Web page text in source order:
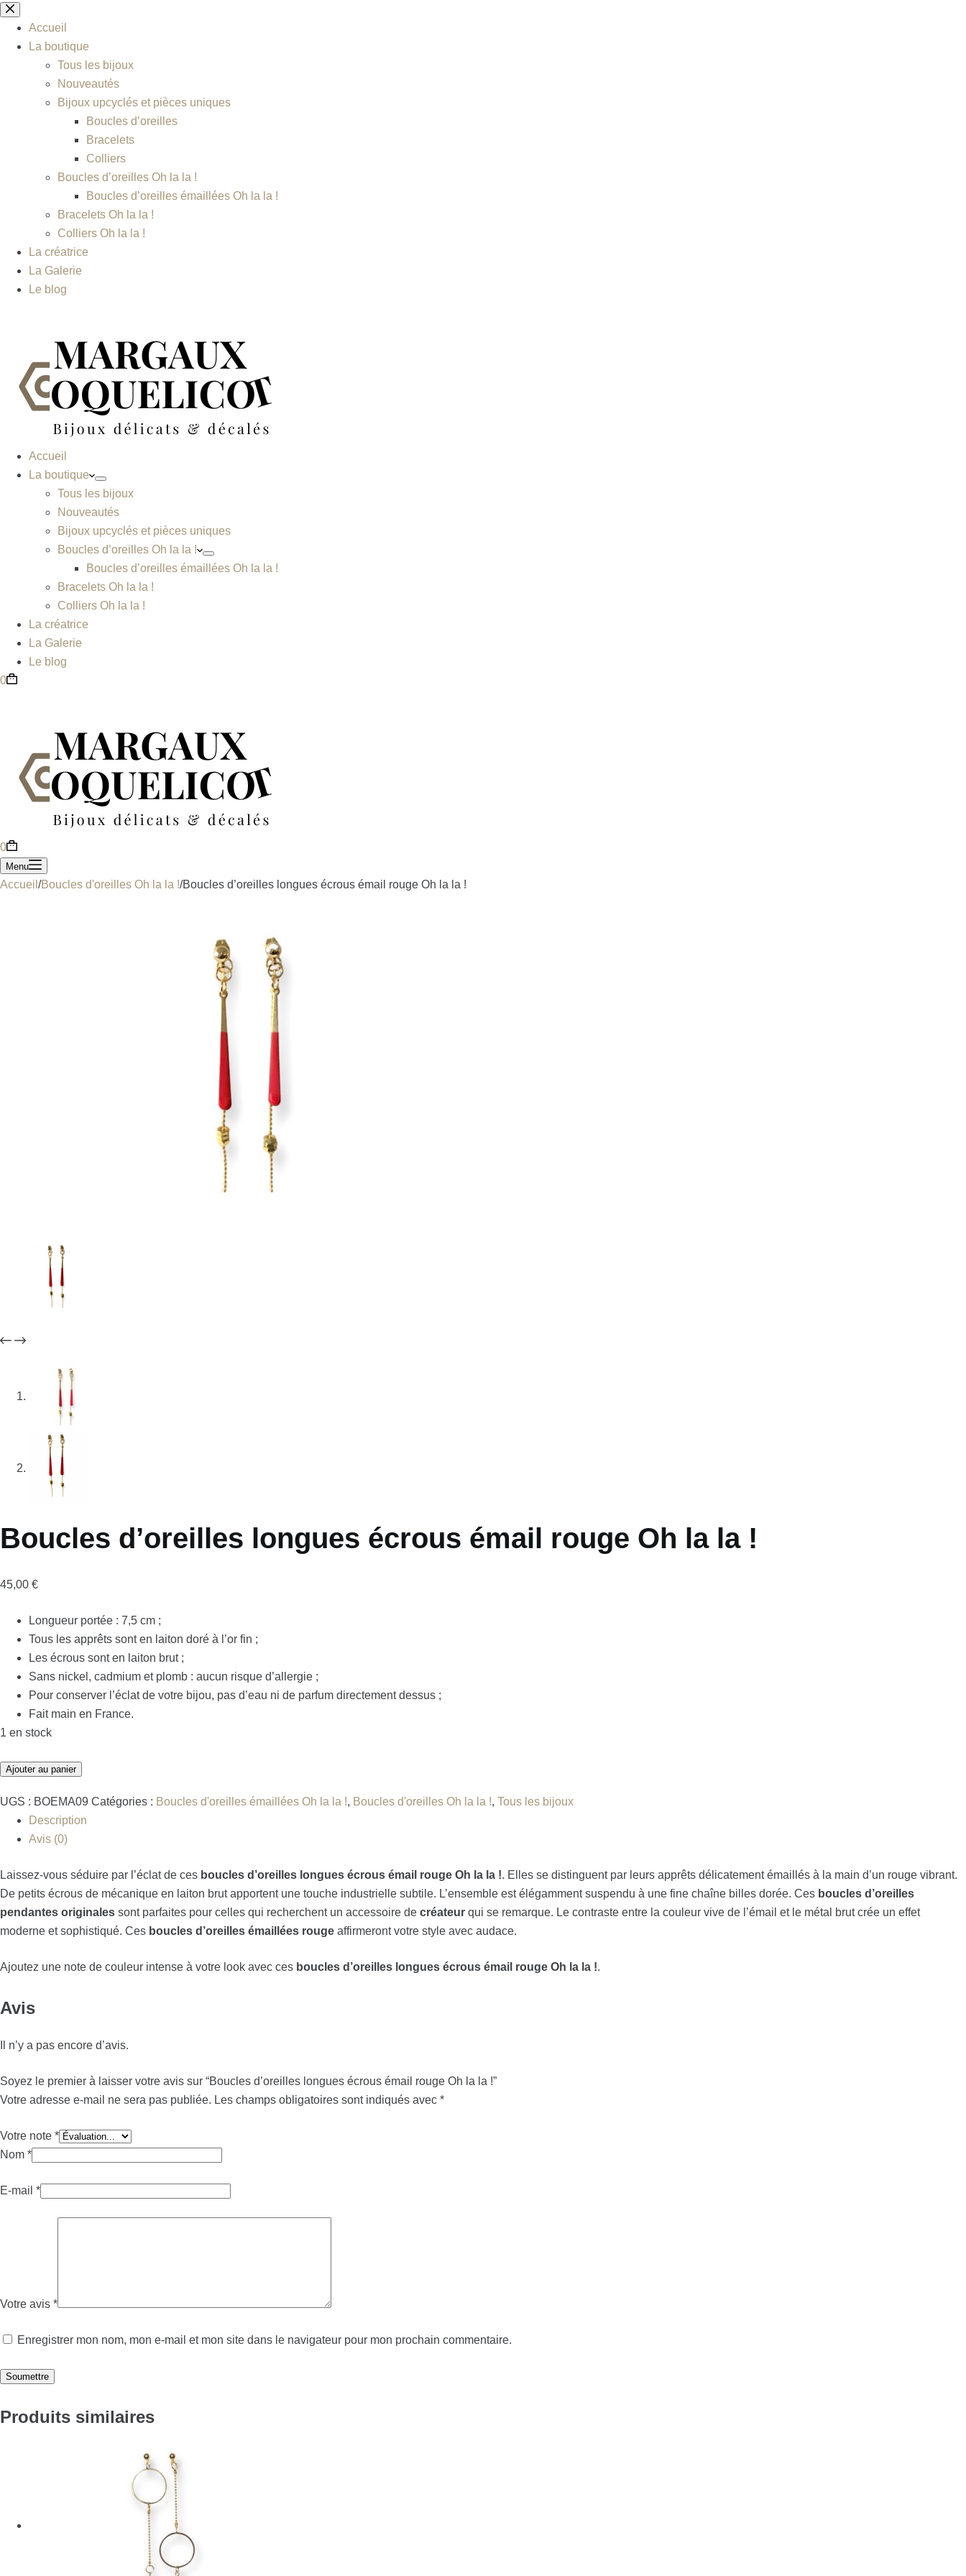
Accueil
La boutique
Tous les bijoux
Nouveautés
Bijoux upcyclés et pièces uniques
Boucles d’oreilles
Bracelets
Colliers
Boucles d’oreilles Oh la la !
Boucles d’oreilles émaillées Oh la la !
Bracelets Oh la la !
Colliers Oh la la !
La créatrice
La Galerie
Le blog
Accueil
La boutique
Tous les bijoux
Nouveautés
Bijoux upcyclés et pièces uniques
Boucles d’oreilles Oh la la !
Boucles d’oreilles émaillées Oh la la !
Bracelets Oh la la !
Colliers Oh la la !
La créatrice
La Galerie
Le blog
0
0
Menu
Accueil /Boucles d'oreilles Oh la la !/Boucles d’oreilles longues écrous émail rouge Oh la la !
Boucles d’oreilles longues écrous émail rouge Oh la la !
45,00 €
Longueur portée : 7,5 cm ;
Tous les apprêts sont en laiton doré à l’or fin ;
Les écrous sont en laiton brut ;
Sans nickel, cadmium et plomb : aucun risque d’allergie ;
Pour conserver l’éclat de votre bijou, pas d’eau ni de parfum directement dessus ;
Fait main en France.
1 en stock
Ajouter au panier
UGS : BOEMA09 Catégories : Boucles d'oreilles émaillées Oh la la !, Boucles d'oreilles Oh la la !, Tous les bijoux
Description
Avis (0)
Laissez-vous séduire par l’éclat de ces boucles d’oreilles longues écrous émail rouge Oh la la !. Elles se distinguent par leurs apprêts délicatement émaillés à la main d’un rouge vibrant.
De petits écrous de mécanique en laiton brut apportent une touche industrielle subtile. L’ensemble est élégamment suspendu à une fine chaîne billes dorée. Ces boucles d’oreilles
pendantes originales sont parfaites pour celles qui recherchent un accessoire de créateur qui se remarque. Le contraste entre la couleur vive de l’émail et le métal brut crée un effet
moderne et sophistiqué. Ces boucles d’oreilles émaillées rouge affirmeront votre style avec audace.
Ajoutez une note de couleur intense à votre look avec ces boucles d’oreilles longues écrous émail rouge Oh la la !.
Avis
Il n’y a pas encore d’avis.
Soyez le premier à laisser votre avis sur “Boucles d’oreilles longues écrous émail rouge Oh la la !”
Votre adresse e-mail ne sera pas publiée. Les champs obligatoires sont indiqués avec *
Votre note *
Nom *
E-mail *
Votre avis *
Enregistrer mon nom, mon e-mail et mon site dans le navigateur pour mon prochain commentaire.
Soumettre
Produits similaires